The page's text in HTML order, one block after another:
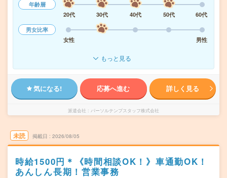
年齢層
20代
30代 40代 50代
60代
男女比率
女性
男性
もっと見る
気になる! 応募へ進む 詳しく見る
派遣会社 パーソルテンプスタッフ株式会社
未読 掲載日 2026/08/05
時給1500円＊《時間相談OK！》車通勤OK！
あんしん長期！営業事務